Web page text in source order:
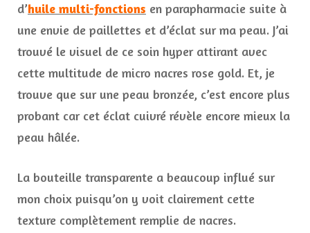
d’huile multi-fonctions en parapharmacie suite à
une envie de paillettes et d’éclat sur ma peau. J’ai
trouvé le visuel de ce soin hyper attirant avec
cette multitude de micro nacres rose gold. Et, je
trouve que sur une peau bronzée, c’est encore plus
probant car cet éclat cuivré révèle encore mieux la
peau hâlée.
La bouteille transparente a beaucoup influé sur
mon choix puisqu’on y voit clairement cette
texture complètement remplie de nacres.